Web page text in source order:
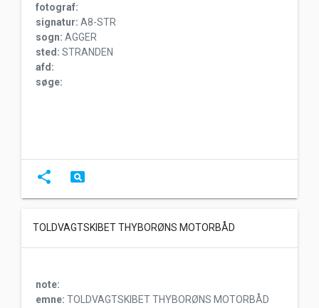
fotograf:
signatur: A8-STR
sogn: AGGER
sted: STRANDEN
afd:
søge:
share pageview
TOLDVAGTSKIBET THYBORØNS MOTORBÅD
note:
emne: TOLDVAGTSKIBET THYBORØNS MOTORBÅD